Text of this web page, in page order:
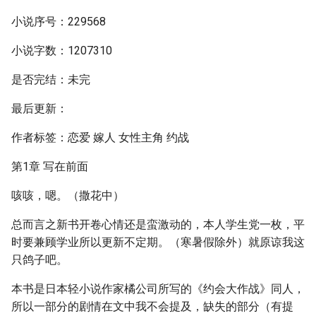
小说序号：229568
小说字数：1207310
是否完结：未完
最后更新：
作者标签：恋爱 嫁人 女性主角 约战
第1章 写在前面
咳咳，嗯。（撒花中）
总而言之新书开卷心情还是蛮激动的，本人学生党一枚，平
时要兼顾学业所以更新不定期。（寒暑假除外）就原谅我这
只鸽子吧。
本书是日本轻小说作家橘公司所写的《约会大作战》同人，
所以一部分的剧情在文中我不会提及，缺失的部分（有提